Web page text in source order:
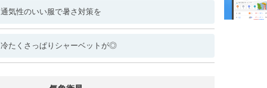
通気性のいい服で暑さ対策を
冷たくさっぱりシャーベットが◎